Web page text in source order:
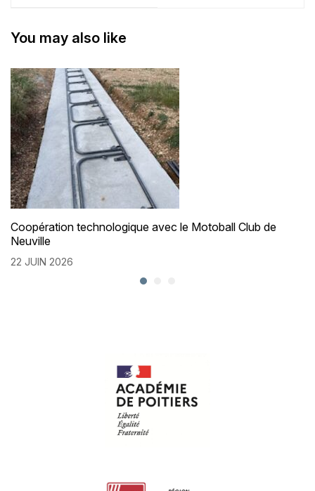
you may also like
Coopération technologique avec le Motoball Club de
Neuville
22 JUIN 2026